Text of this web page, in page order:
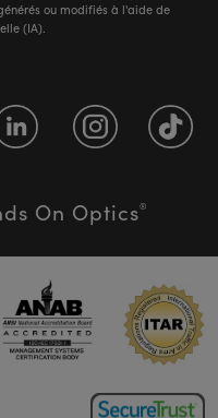
ou modifiés à l'aide de
(IA).
On Optics®